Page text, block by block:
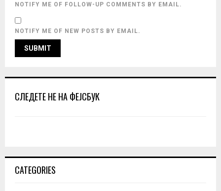
NOTIFY ME OF FOLLOW-UP COMMENTS BY EMAIL.
NOTIFY ME OF NEW POSTS BY EMAIL.
СЛЕДЕТЕ НЕ НА ФЕЈСБУК
CATEGORIES